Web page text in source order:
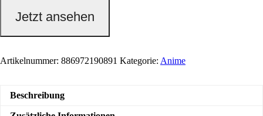
Jetzt ansehen
Artikelnummer: 886972190891 Kategorie: Anime
Beschreibung